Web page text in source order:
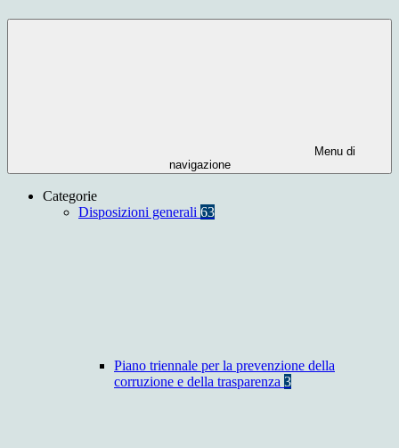
Menu di
navigazione
Categorie
Disposizioni generali 63
Piano triennale per la prevenzione della
corruzione e della trasparenza 3